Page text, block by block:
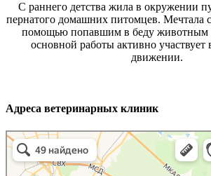
С раннего детства жила в окружении
пернатого домашних питомцев. Мечтала
помощью попавшим в беду животным
основной работы активно участвует
движении.
Адреса ветеринарных клиник